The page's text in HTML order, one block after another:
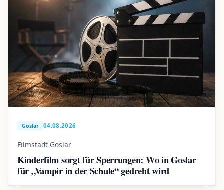
Goslar 04.08.2026
Filmstadt Goslar
Kinderfilm sorgt für Sperrungen: Wo in Goslar
für „Vampir in der Schule“ gedreht wird